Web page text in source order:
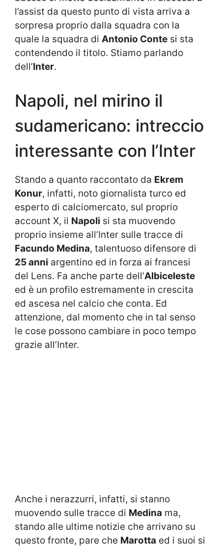
l’assist da questo punto di vista arriva a
sorpresa proprio dalla squadra con la
quale la squadra di Antonio Conte si sta
contendendo il titolo. Stiamo parlando
dell’Inter.
Napoli, nel mirino il
sudamericano: intreccio
interessante con l’Inter
Stando a quanto raccontato da Ekrem
Konur, infatti, noto giornalista turco ed
esperto di calciomercato, sul proprio
account X, il Napoli si sta muovendo
proprio insieme all’Inter sulle tracce di
Facundo Medina, talentuoso difensore di
25 anni argentino ed in forza ai francesi
del Lens. Fa anche parte dell’Albiceleste
ed è un profilo estremamente in crescita
ed ascesa nel calcio che conta. Ed
attenzione, dal momento che in tal senso
le cose possono cambiare in poco tempo
grazie all’Inter.
Anche i nerazzurri, infatti, si stanno
muovendo sulle tracce di Medina ma,
stando alle ultime notizie che arrivano su
questo fronte, pare che Marotta ed i suoi si